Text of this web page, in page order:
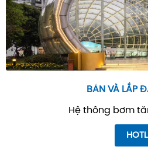
BÁN VÀ LẮP
Hệ thông bơm